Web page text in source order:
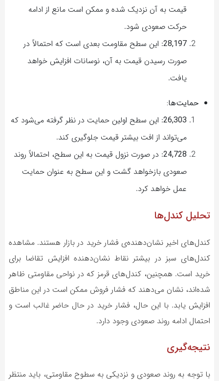
قیمت به آن نزدیک شده و ممکن است مانع از ادامه
حرکت صعودی شود.
28,197: این سطح مقاومت بعدی است که احتمالاً در
صورت رسیدن قیمت به آن، نوسانات افزایش خواهد
یافت.
حمایت‌ها:
26,303: این سطح اولین حمایت در نظر گرفته می‌شود که
می‌تواند از افت بیشتر قیمت جلوگیری کند.
24,728: در صورت نزول قیمت به این سطح، احتمالاً روند
صعودی بازخواهد گشت و این سطح به عنوان حمایت
عمل خواهد کرد.
تحلیل کندل‌ها
کندل‌های اخیر نشان‌دهنده‌ی فشار خرید در بازار هستند. مشاهده
کندل‌های سبز در بیشتر نقاط نشان‌دهنده افزایش تقاضا برای
خرید است. همچنین، کندل‌های قرمز که در نواحی مقاومتی ظاهر
شده‌اند، نشان می‌دهند که فشار فروش ممکن است در این مناطق
افزایش یابد. با این حال، فشار خرید در حال حاضر غالب است و
احتمال ادامه روند صعودی وجود دارد.
نتیجه‌گیری
با توجه به روند صعودی و نزدیکی به سطوح مقاومتی، باید منتظر